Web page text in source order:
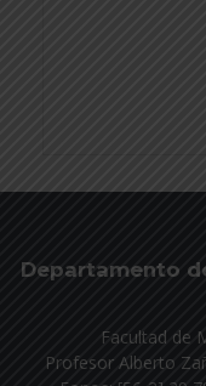
Departamento
Facultad de
Profesor Alberto